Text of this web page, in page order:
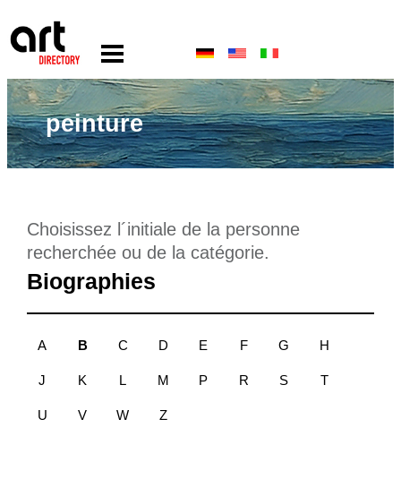
peinture
Choisissez l´initiale de la personne
recherchée ou de la catégorie.
Biographies
A B C D E F G H
J K L M P R S T
U V W Z